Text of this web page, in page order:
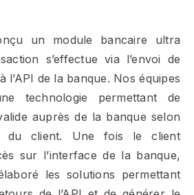
un module bancaire ultra
s’effectue via l’envoi de
l’API de la banque. Nos équipes
technologie permettant de
auprès de la banque selon
du client. Une fois le client
sur l’interface de la banque,
les solutions permettant